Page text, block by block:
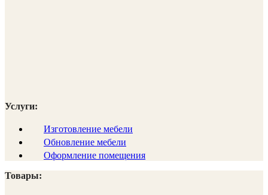
Услуги:
Изготовление мебели
Обновление мебели
Оформление помещения
Товары: